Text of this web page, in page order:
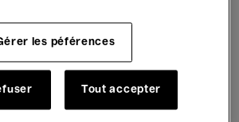
Global Music
les péférences
Tout accepter